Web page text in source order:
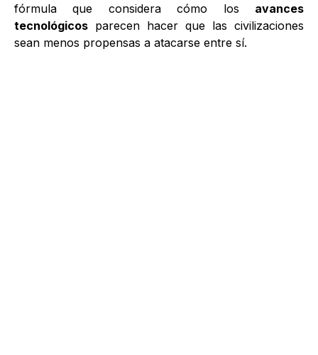
fórmula que considera cómo los avances
tecnológicos parecen hacer que las civilizaciones
sean menos propensas a atacarse entre sí.